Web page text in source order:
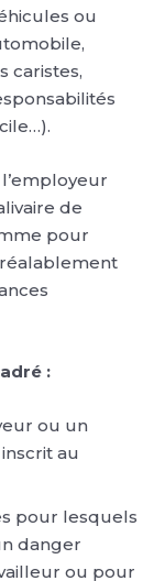
ou
caristes,
de
pour
:
ou un
au
pour lesquels
danger
ou pour